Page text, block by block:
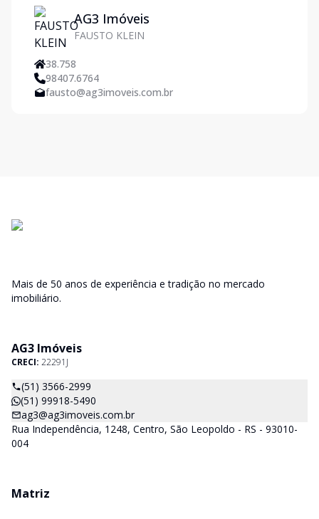
AG3 Imóveis
FAUSTO KLEIN
38.758
98407.6764
fausto@ag3imoveis.com.br
Mais de 50 anos de experiência e tradição no mercado
imobiliário.
AG3 Imóveis
CRECI: 22291J
(51) 3566-2999
(51) 99918-5490
ag3@ag3imoveis.com.br
Rua Independência, 1248, Centro, São Leopoldo - RS - 93010-
004
Matriz